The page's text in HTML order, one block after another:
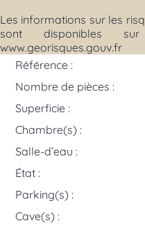
Les informations sur les
sont disponibles
www.georisques.gouv.fr
Référence :
Nombre de pièces :
Superficie :
Chambre(s) :
Salle-d’eau :
État :
Parking(s) :
Cave(s) :